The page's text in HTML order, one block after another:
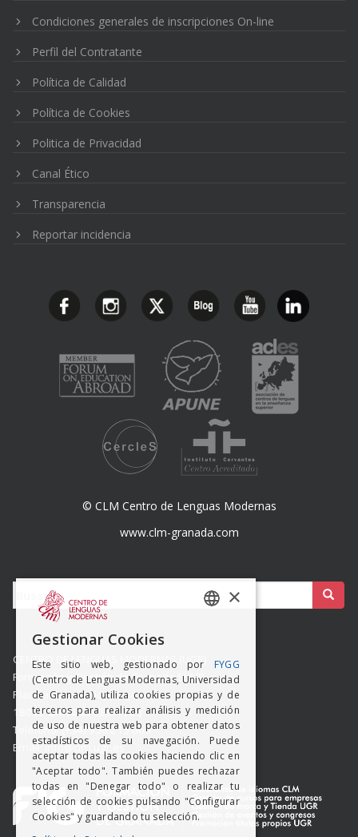
Condiciones generales de inscripciones On-line
Perfil del Contratante
Política de Calidad
Política de Cookies
Politica de Privacidad
Canal Ético
Transparencia
Reportar incidencia
© CLM Centro de Lenguas Modernas
www.clm-granada.com
Buscar:
CENTRO DE LENGUAS MODERNAS (UGR)
Formación y Gestión de Granada SLMP
Placeta del Hospicio Viejo s/n
18009 GRANADA (ESPAÑA)
Teléfono: (+34) 958 215 660
Email: info@clm.ugr.es
×
Gestionar Cookies
Este sitio web, gestionado por FYGG
(Centro de Lenguas Modernas, Universidad
de Granada), utiliza cookies propias y de
terceros para realizar análisis y medición
de uso de nuestra web para obtener datos
estadísticos de su navegación. Puede
aceptar todas las cookies haciendo clic en
"Aceptar todo". También puedes rechazar
todas en "Denegar todo" o realizar tu
selección de cookies pulsando "Configurar
Cookies" y guardando tu selección.